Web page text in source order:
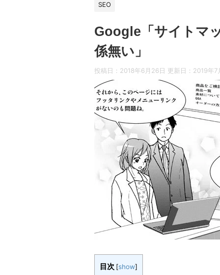
SEO
Google「サイトマ
係無い」
投稿日：2018年6月26日 更新日： 2019年7
目次 [show]